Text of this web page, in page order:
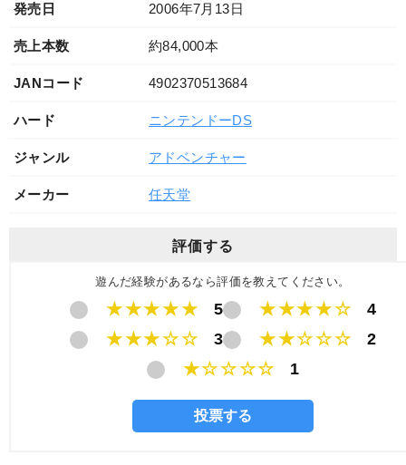
発売日 2006年7月13日
売上本数 約84,000本
JANコード 4902370513684
ハード ニンテンドーDS
ジャンル アドベンチャー
メーカー 任天堂
評価する
遊んだ経験があるなら評価を教えてください。
★★★★★ 5 ★★★★☆
4
★★★☆☆
3 ★★☆☆☆
2
★☆☆☆☆
1